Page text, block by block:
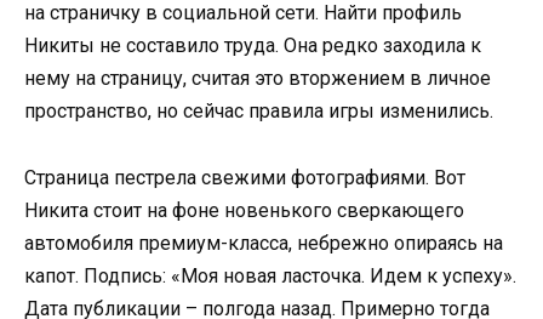
на страничку в социальной сети. Найти профиль
Никиты не составило труда. Она редко заходила к
нему на страницу, считая это вторжением в личное
пространство, но сейчас правила игры изменились.
Страница пестрела свежими фотографиями. Вот
Никита стоит на фоне новенького сверкающего
автомобиля премиум-класса, небрежно опираясь на
капот. Подпись: «Моя новая ласточка. Идем к успеху».
Дата публикации – полгода назад. Примерно тогда